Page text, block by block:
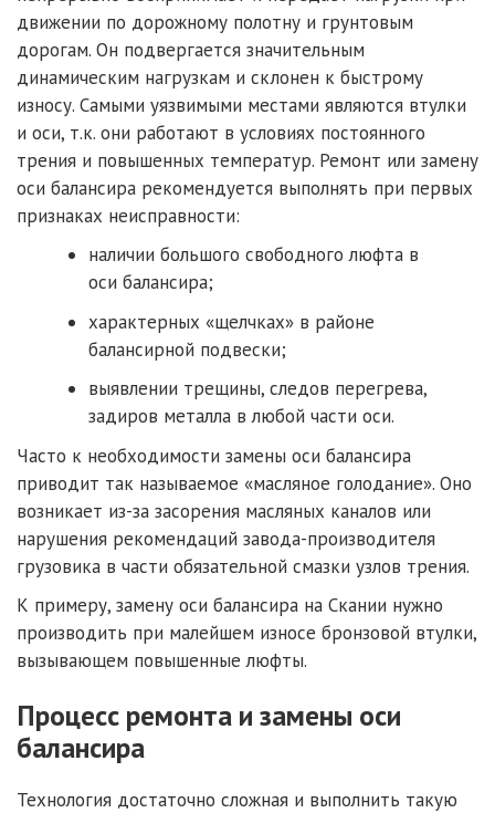
движении по дорожному полотну и грунтовым
дорогам. Он подвергается значительным
динамическим нагрузкам и склонен к быстрому
износу. Самыми уязвимыми местами являются втулки
и оси, т.к. они работают в условиях постоянного
трения и повышенных температур. Ремонт или замену
оси балансира рекомендуется выполнять при первых
признаках неисправности:
наличии большого свободного люфта в
оси балансира;
характерных «щелчках» в районе
балансирной подвески;
выявлении трещины, следов перегрева,
задиров металла в любой части оси.
Часто к необходимости замены оси балансира
приводит так называемое «масляное голодание». Оно
возникает из-за засорения масляных каналов или
нарушения рекомендаций завода-производителя
грузовика в части обязательной смазки узлов трения.
К примеру, замену оси балансира на Скании нужно
производить при малейшем износе бронзовой втулки,
вызывающем повышенные люфты.
Процесс ремонта и замены оси
балансира
Технология достаточно сложная и выполнить такую